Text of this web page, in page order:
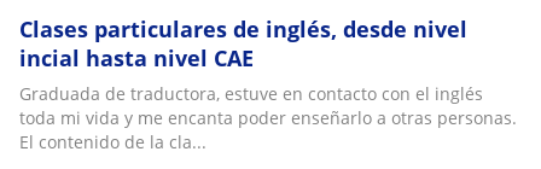
Clases particulares de inglés, desde nivel
incial hasta nivel CAE
Graduada de traductora, estuve en contacto con el inglés
toda mi vida y me encanta poder enseñarlo a otras personas.
El contenido de la cla...